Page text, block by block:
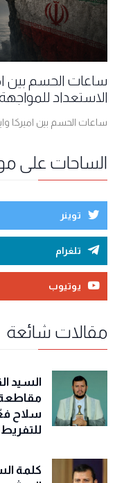
ساعات الحسم بين
الاستعداد
ساعات الحسم بين اميركا
الساحات على
توينر
تلغرام
يوتيوب
مقالات شائعة
السيد
مقاطعة
سلاح
كلمة